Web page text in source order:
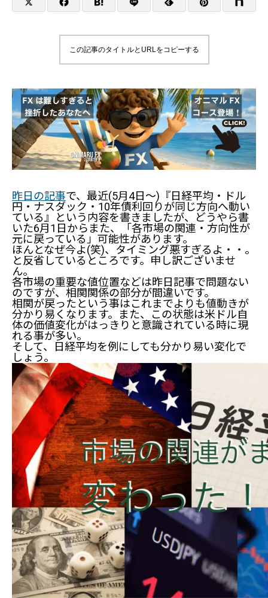
この記事のタイトルとURLをコピーする
昨日の記事で、最近(5月4日～)『日経平均・ドル
円・ナスダック・10年債利回りが同じ方向へ動い
ている』という内容を書きましたが、どうやら書
いた6月1日からまた、「各市場の関連・方向性が
元に戻っている」可能性があります。
ほんとなぜ今よ(笑)、タイミング悪すぎるよ・・。
と反省しているところです。申し訳ございませ
ん。
各市場の重要な値位置などは昨日記事で問題ない
のですが、相関関係の部分が間違いです。
相関が戻ったという事はこれまでよりも値動きが
分かり易くなります。また、この状態は米ドル自
体の価値変化がはっきりと意識されている時に現
れる事が多い。
そして、日経平均を例にしても分かり易い変化で
しょう。